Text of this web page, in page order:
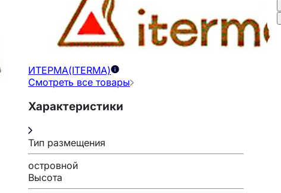
ИТЕРМА(ITERMA)
Смотреть все товары
Характеристики
Тип размещения
островной
Высота